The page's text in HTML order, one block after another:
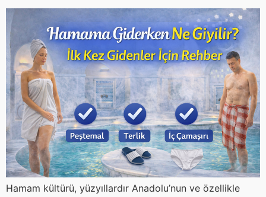
Hamam kültürü, yüzyıllardır Anadolu’nun ve özellikle